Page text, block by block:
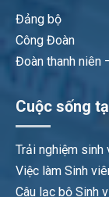
Đảng bộ
Công Đoàn
Đoàn thanh niên
Cuộc sống
Trải nghiệm sinh
Việc làm Sinh
Câu lạc bộ Sinh